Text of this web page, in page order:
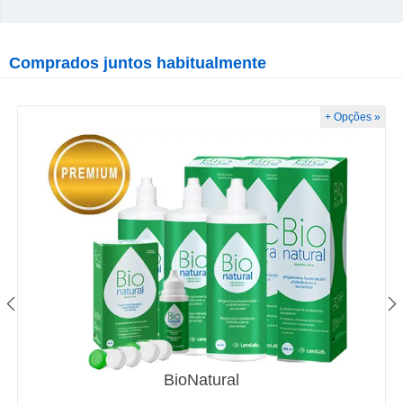
Comprados juntos habitualmente
BioNatural
+ Opções »